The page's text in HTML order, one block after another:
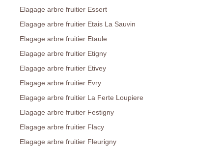
Elagage arbre fruitier Essert
Elagage arbre fruitier Etais La Sauvin
Elagage arbre fruitier Etaule
Elagage arbre fruitier Etigny
Elagage arbre fruitier Etivey
Elagage arbre fruitier Evry
Elagage arbre fruitier La Ferte Loupiere
Elagage arbre fruitier Festigny
Elagage arbre fruitier Flacy
Elagage arbre fruitier Fleurigny